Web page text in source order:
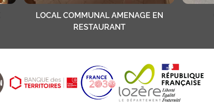
LOCAL COMMUNAL AMENAGE EN
RESTAURANT